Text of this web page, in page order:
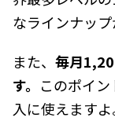
なラインナップ
また、 毎月
す。 このポイ
入に使えますよ